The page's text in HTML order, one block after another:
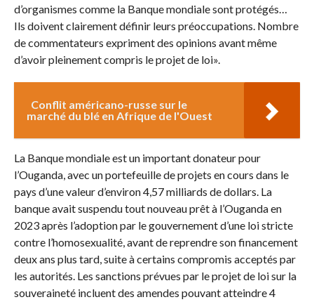
d’organismes comme la Banque mondiale sont protégés…
Ils doivent clairement définir leurs préoccupations. Nombre
de commentateurs expriment des opinions avant même
d’avoir pleinement compris le projet de loi».
Conflit américano-russe sur le
marché du blé en Afrique de l'Ouest
La Banque mondiale est un important donateur pour
l’Ouganda, avec un portefeuille de projets en cours dans le
pays d’une valeur d’environ 4,57 milliards de dollars. La
banque avait suspendu tout nouveau prêt à l’Ouganda en
2023 après l’adoption par le gouvernement d’une loi stricte
contre l’homosexualité, avant de reprendre son financement
deux ans plus tard, suite à certains compromis acceptés par
les autorités. Les sanctions prévues par le projet de loi sur la
souveraineté incluent des amendes pouvant atteindre 4